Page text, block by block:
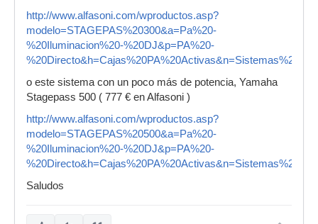
http://www.alfasoni.com/wproductos.asp?
modelo=STAGEPAS%20300&a=Pa%20-
%20Iluminacion%20-%20DJ&p=PA%20-
o este sistema con un poco más de potencia, Yamaha
Stagepass 500 ( 777 € en Alfasoni )
http://www.alfasoni.com/wproductos.asp?
modelo=STAGEPAS%20500&a=Pa%20-
%20Iluminacion%20-%20DJ&p=PA%20-
Saludos